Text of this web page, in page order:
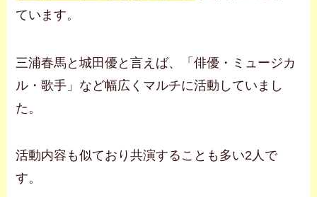
ています。
三浦春馬と城田優と言えば、「俳優・ミュージカ
ル・歌手」など幅広くマルチに活動していまし
た。
活動内容も似ており共演することも多い2人で
す。